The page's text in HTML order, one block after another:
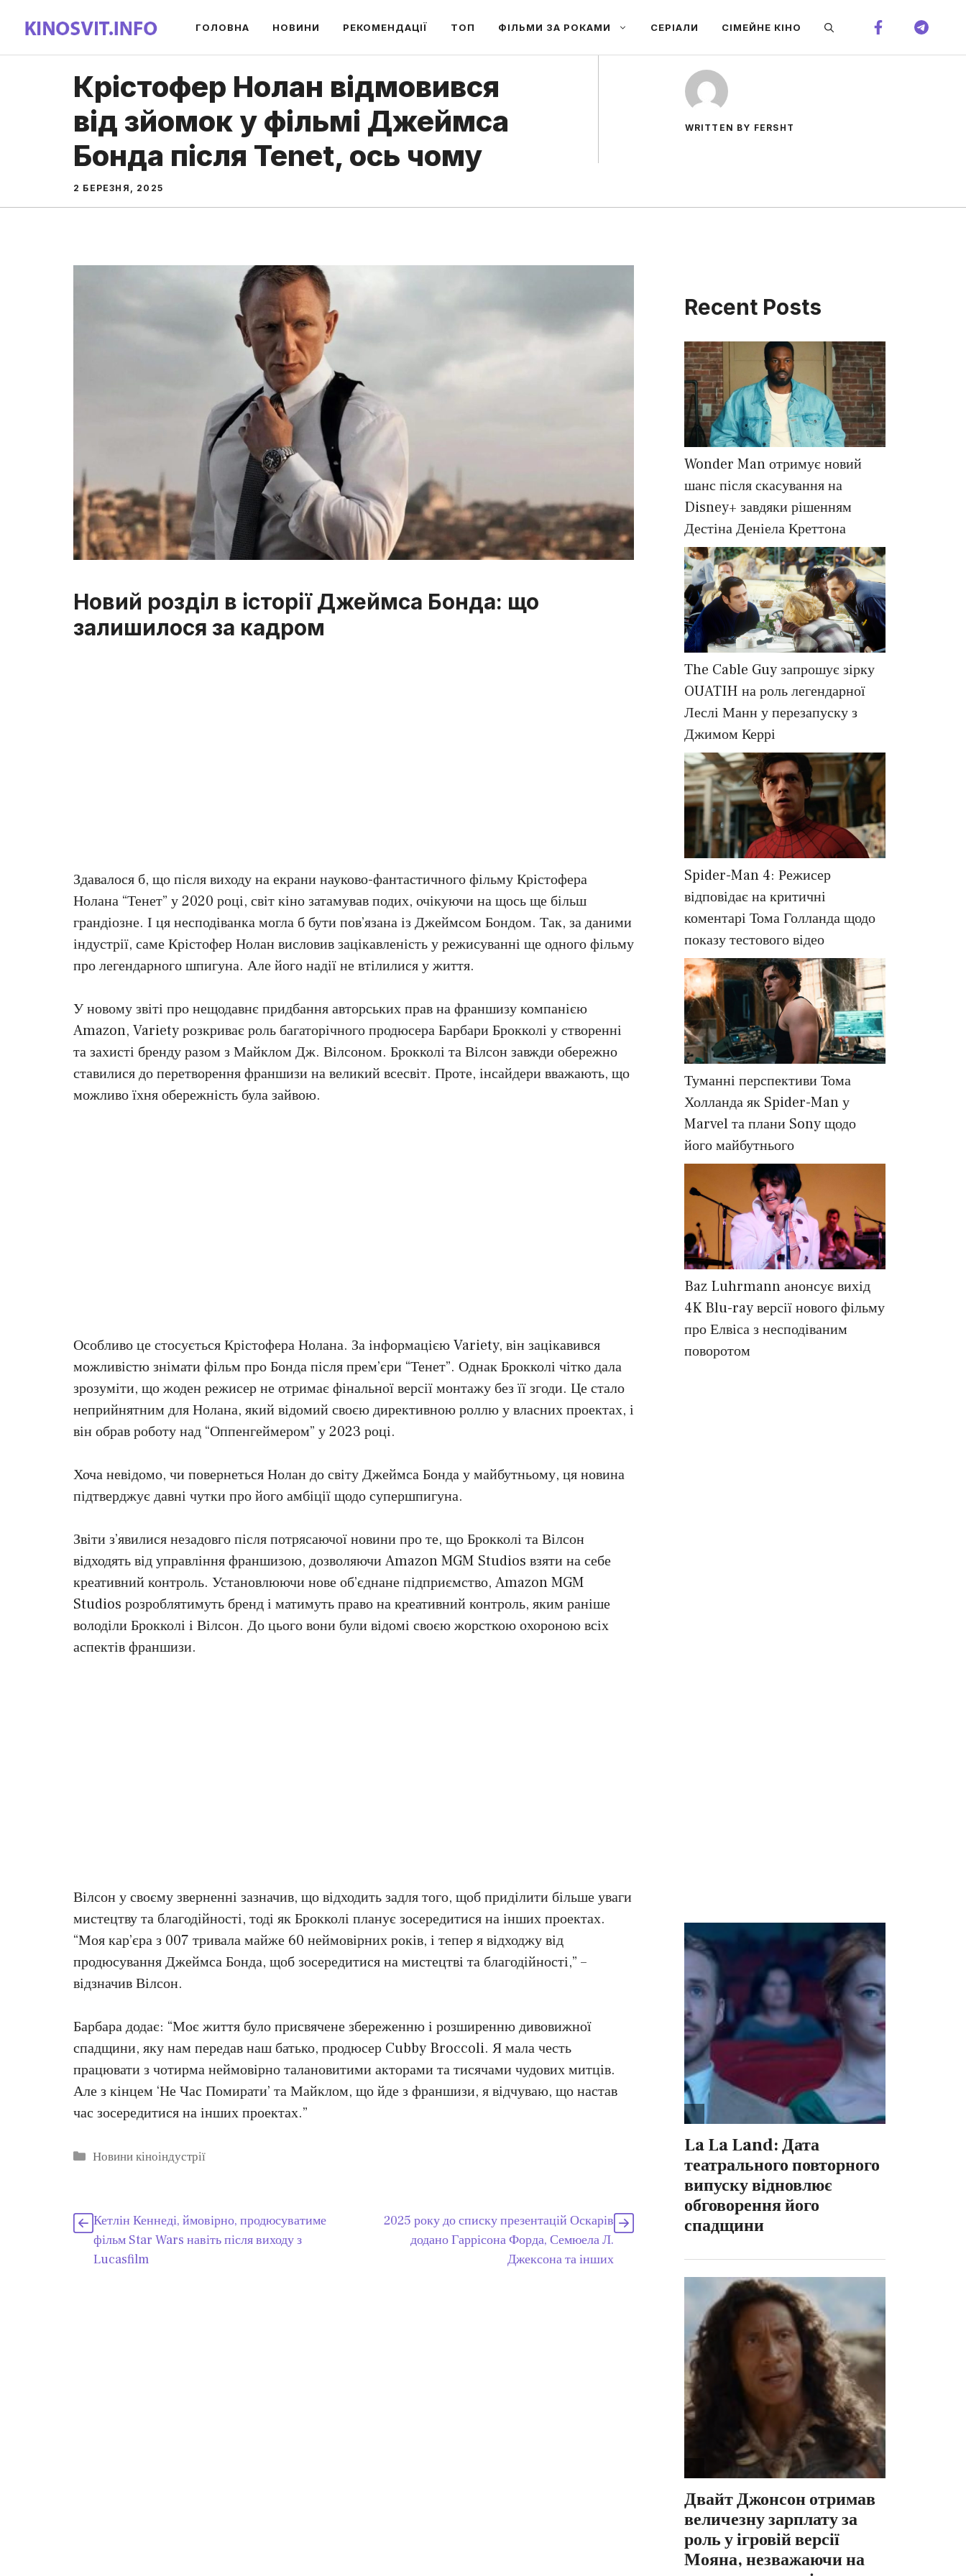
вмісту
ГОЛОВНА НОВИНИ РЕКОМЕНДАЦІЇ ТОП ФІЛЬМИ ЗА РОКАМИ СЕРІАЛИ СІМЕЙНЕ КІНО
Крістофер Нолан відмовився
від зйомок у фільмі Джеймса
Бонда після Tenet, ось чому
2 БЕРЕЗНЯ, 2025
WRITTEN BY FERSHT
Новий розділ в історії Джеймса Бонда: що
залишилося за кадром
Здавалося б, що після виходу на екрани науково-фантастичного фільму Крістофера
Нолана “Тенет” у 2020 році, світ кіно затамував подих, очікуючи на щось ще більш
грандіозне. І ця несподіванка могла б бути пов’язана із Джеймсом Бондом. Так, за даними
індустрії, саме Крістофер Нолан висловив зацікавленість у режисуванні ще одного фільму
про легендарного шпигуна. Але його надії не втілилися у життя.
У новому звіті про нещодавнє придбання авторських прав на франшизу компанією
Amazon, Variety розкриває роль багаторічного продюсера Барбари Брокколі у створенні
та захисті бренду разом з Майклом Дж. Вілсоном. Брокколі та Вілсон завжди обережно
ставилися до перетворення франшизи на великий всесвіт. Проте, інсайдери вважають, що
можливо їхня обережність була зайвою.
Особливо це стосується Крістофера Нолана. За інформацією Variety, він зацікавився
можливістю знімати фільм про Бонда після прем’єри “Тенет”. Однак Брокколі чітко дала
зрозуміти, що жоден режисер не отримає фінальної версії монтажу без її згоди. Це стало
неприйнятним для Нолана, який відомий своєю директивною роллю у власних проектах, і
він обрав роботу над “Оппенгеймером” у 2023 році.
Хоча невідомо, чи повернеться Нолан до світу Джеймса Бонда у майбутньому, ця новина
підтверджує давні чутки про його амбіції щодо супершпигуна.
Звіти з’явилися незадовго після потрясаючої новини про те, що Брокколі та Вілсон
відходять від управління франшизою, дозволяючи Amazon MGM Studios взяти на себе
креативний контроль. Установлюючи нове об’єднане підприємство, Amazon MGM
Studios розроблятимуть бренд і матимуть право на креативний контроль, яким раніше
володіли Брокколі і Вілсон. До цього вони були відомі своєю жорсткою охороною всіх
аспектів франшизи.
Вілсон у своєму зверненні зазначив, що відходить задля того, щоб приділити більше уваги
мистецтву та благодійності, тоді як Брокколі планує зосередитися на інших проектах.
“Моя кар’єра з 007 тривала майже 60 неймовірних років, і тепер я відходжу від
продюсування Джеймса Бонда, щоб зосередитися на мистецтві та благодійності,” –
відзначив Вілсон.
Барбара додає: “Моє життя було присвячене збереженню і розширенню дивовижної
спадщини, яку нам передав наш батько, продюсер Cubby Broccoli. Я мала честь
працювати з чотирма неймовірно талановитими акторами та тисячами чудових митців.
Але з кінцем ‘Не Час Помирати’ та Майклом, що йде з франшизи, я відчуваю, що настав
час зосередитися на інших проектах.”
Категорії
Новини кіноіндустрії
Кетлін Кеннеді, ймовірно, продюсуватиме
фільм Star Wars навіть після виходу з
Lucasfilm
2025 року до списку презентацій Оскарів
додано Гаррісона Форда, Семюела Л.
Джексона та інших
Recent Posts
Wonder Man отримує новий
шанс після скасування на
Disney+ завдяки рішенням
Дестіна Деніела Креттона
The Cable Guy запрошує зірку
OUATIH на роль легендарної
Леслі Манн у перезапуску з
Джимом Керрі
Spider-Man 4: Режисер
відповідає на критичні
коментарі Тома Голланда щодо
показу тестового відео
Туманні перспективи Тома
Холланда як Spider-Man у
Marvel та плани Sony щодо
його майбутнього
Baz Luhrmann анонсує вихід
4K Blu-ray версії нового фільму
про Елвіса з несподіваним
поворотом